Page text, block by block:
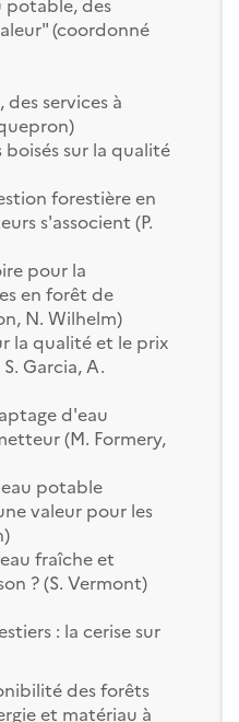
potable, des
(coordonné
services à
sur la qualité
forestière en
s'associent (P.
pour la
en forêt de
N. Wilhelm)
la qualité et le prix
Garcia, A.
d'eau
(M. Formery,
potable
valeur pour les
fraîche et
? (S. Vermont)
: la cerise sur
des forêts
et matériau à